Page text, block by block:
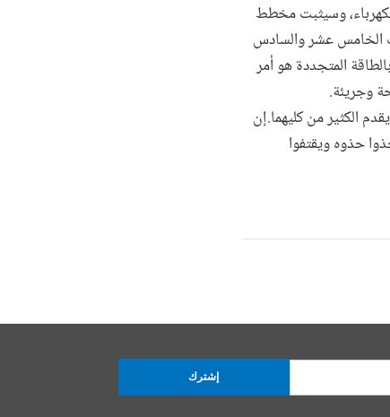
وسيثبت مخطط
الخامس عشر والسادس
المتجددة هو أمر
وجريئة.
الكثير من كليهما.إن
حذوه ويقتفوا
إشترك